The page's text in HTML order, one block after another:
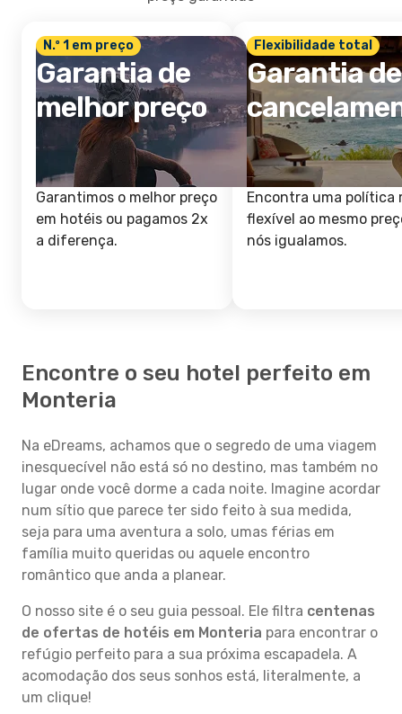
N.º 1 em preço
Garantia de
melhor preço
Garantimos o melhor preço
em hotéis ou pagamos 2x
a diferença.
Flexibilidade total
Garantia de
Encontra uma política
flexível ao mesmo
nós igualamos.
Encontre o seu hotel perfeito em
Monteria
Na eDreams, achamos que o segredo de uma viagem
inesquecível não está só no destino, mas também no
lugar onde você dorme a cada noite. Imagine acordar
num sítio que parece ter sido feito à sua medida,
seja para uma aventura a solo, umas férias em
família muito queridas ou aquele encontro
romântico que anda a planear.
O nosso site é o seu guia pessoal. Ele filtra centenas
de ofertas de hotéis em Monteria para encontrar o
refúgio perfeito para a sua próxima escapadela. A
acomodação dos seus sonhos está, literalmente, a
um clique!